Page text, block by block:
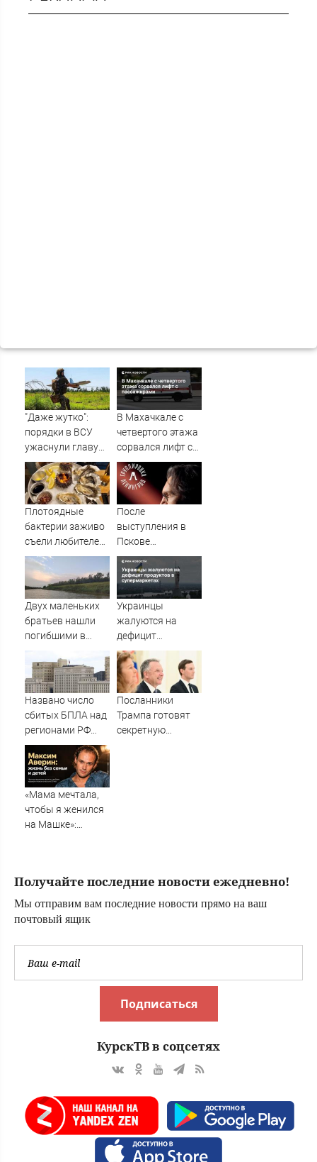
"Даже жутко":
порядки в ВСУ
ужаснули главу
британской
армии
В Махачкале с
четвертого этажа
сорвался лифт с
пассажирами
Плотоядные
бактерии заживо
съели любителей
моря и устриц
После
выступления в
Пскове
группировка
«Ленинград»
отменила
концерты в
Саранске
Двух маленьких
братьев нашли
погибшими в
Дагестане
Украинцы
жалуются на
дефицит
продуктов в
супермаркетах
Названо число
сбитых БПЛА над
регионами РФ
сегодня
Посланники
Трампа готовят
секретную
«Мама мечтала,
чтобы я женился
на Машке»:
официального
TVCenter.ru
Получайте последние новости ежедневно!
Мы отправим вам последние новости прямо на ваш
почтовый ящик
Подписаться
КурскТВ в соцсетях